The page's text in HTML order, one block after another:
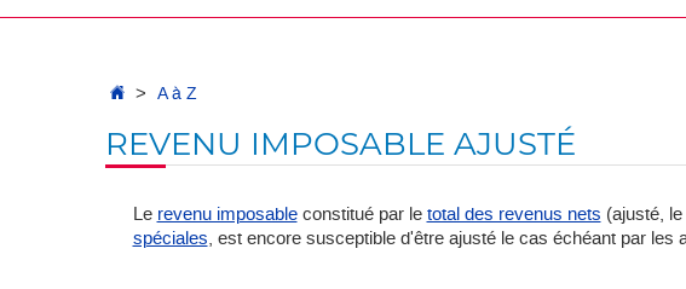
AccueilA à Z
REVENU IMPOSABLE AJUSTÉ
Le revenu imposableconstitué par le total des revenus nets (ajusté,
spéciales, est encore susceptible d'être ajusté le cas échéant par les